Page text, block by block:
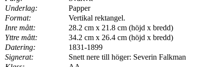
Underlag:
Papper
Format:
Vertikal rektangel.
Inre mått:
28.2 cm x 21.8 cm (höjd x bredd)
Yttre mått:
34.2 cm x 26.4 cm (höjd x bredd)
Datering:
1831-1899
Signerat:
Snett nere till höger: Severin Falkman